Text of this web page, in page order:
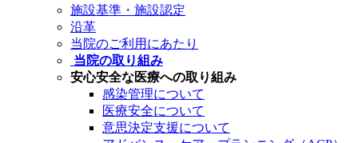
施設基準・施設認定
沿革
当院のご利用にあたり
当院の取り組み
安心安全な医療への取り組み
感染管理について
医療安全について
意思決定支援について